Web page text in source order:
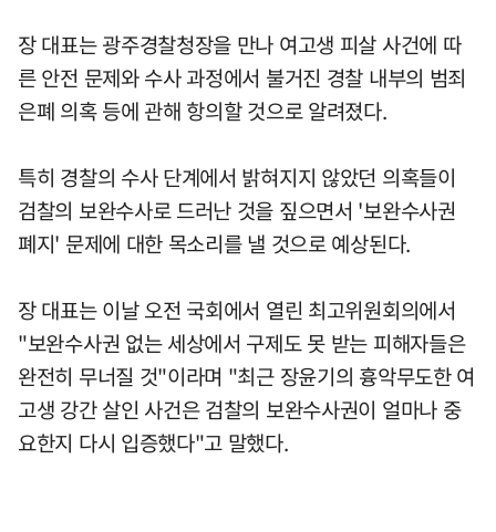
장 대표는 광주경찰청장을 만나 여고생 피살 사건에 따
른 안전 문제와 수사 과정에서 불거진 경찰 내부의 범죄
은폐 의혹 등에 관해 항의할 것으로 알려졌다.
특히 경찰의 수사 단계에서 밝혀지지 않았던 의혹들이
검찰의 보완수사로 드러난 것을 짚으면서 '보완수사권
폐지' 문제에 대한 목소리를 낼 것으로 예상된다.
장 대표는 이날 오전 국회에서 열린 최고위원회의에서
"보완수사권 없는 세상에서 구제도 못 받는 피해자들은
완전히 무너질 것"이라며 "최근 장윤기의 흉악무도한 여
고생 강간 살인 사건은 검찰의 보완수사권이 얼마나 중
요한지 다시 입증했다"고 말했다.